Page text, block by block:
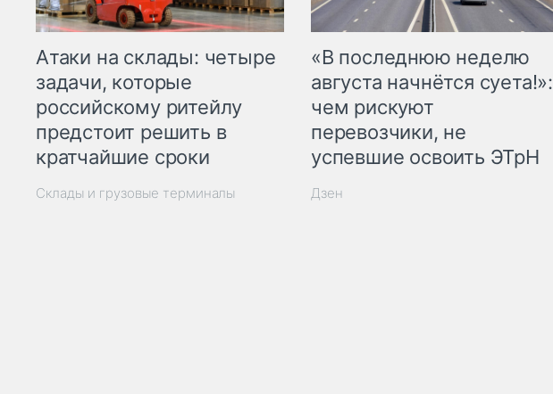
Атаки на склады: четыре
задачи, которые
российскому ритейлу
предстоит решить в
кратчайшие сроки
Склады и грузовые терминалы
«В последнюю неделю
августа начнётся суета!»:
чем рискуют
перевозчики, не
успевшие освоить ЭТрН
Дзен